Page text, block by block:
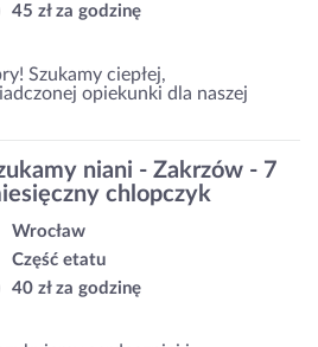
45 zł za godzinę
Szukamy ciepłej,
opiekunki dla naszej
niani - Zakrzów - 7
chlopczyk
Wrocław
Część etatu
40 zł za godzinę